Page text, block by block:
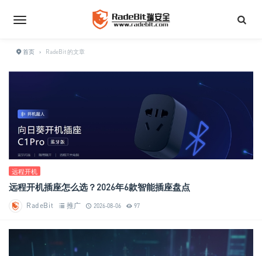
首页 › RadeBit 的文章
远程开机
远程开机插座怎么选？2026年6款智能插座盘点
RadeBit 推广 2026-08-06 97